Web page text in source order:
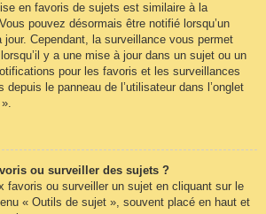
en favoris de sujets est similaire à la
pouvez désormais être notifié lorsqu’un
Cependant, la surveillance vous permet
y a une mise à jour dans un sujet ou un
pour les favoris et les surveillances
depuis le panneau de l’utilisateur dans l’onglet
ou surveiller des sujets ?
favoris ou surveiller un sujet en cliquant sur le
« Outils de sujet », souvent placé en haut et